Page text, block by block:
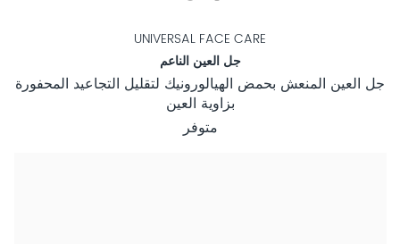
UNIVERSAL FACE CARE
جل العين الناعم
جل العين المنعش بحمض الهيالورونيك لتقليل التجاعيد المحفورة
بزاوية العين
متوفر